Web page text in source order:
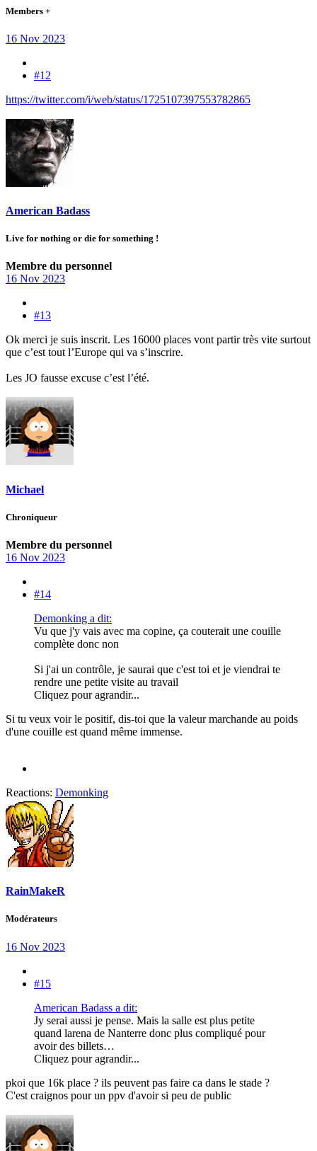
Members +
16 Nov 2023
#12
https://twitter.com/i/web/status/1725107397553782865
American Badass
Live for nothing or die for something !
Membre du personnel
16 Nov 2023
#13
Ok merci je suis inscrit. Les 16000 places vont partir très vite surtout
que c’est tout l’Europe qui va s’inscrire.
Les JO fausse excuse c’est l’été.
Michael
Chroniqueur
Membre du personnel
16 Nov 2023
#14
Demonking a dit:
Vu que j'y vais avec ma copine, ça couterait une couille
complète donc non
Si j'ai un contrôle, je saurai que c'est toi et je viendrai te
rendre une petite visite au travail
Cliquez pour agrandir...
Si tu veux voir le positif, dis-toi que la valeur marchande au poids
d'une couille est quand même immense.
Reactions: Demonking
RainMakeR
Modérateurs
16 Nov 2023
#15
American Badass a dit:
Jy serai aussi je pense. Mais la salle est plus petite
quand larena de Nanterre donc plus compliqué pour
avoir des billets…
Cliquez pour agrandir...
pkoi que 16k place ? ils peuvent pas faire ca dans le stade ?
C'est craignos pour un ppv d'avoir si peu de public